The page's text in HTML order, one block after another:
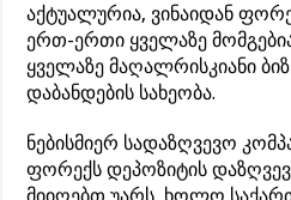
აქტუალურია, ვინაიდან
ერთ-ერთი ყველაზე
ყველაზე მაღალრისკიანი
დაბანდების სახეობა.
ნებისმიერ სადაზღვევო
ფორექს დეპოზიტის